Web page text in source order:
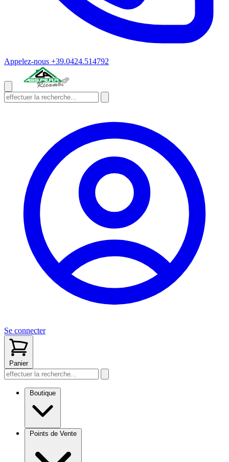
Appelez-nous +39.0424.514792
Se connecter
Panier
Boutique
Points de Vente